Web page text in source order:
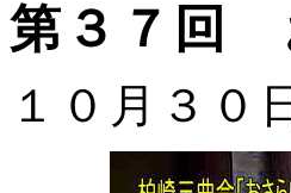
第３７回
１０月３